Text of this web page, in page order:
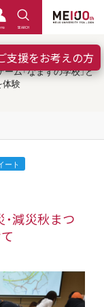
SEARCH
支援をお考えの方
ム「なまずの学校」と
体験
減災秋まつ